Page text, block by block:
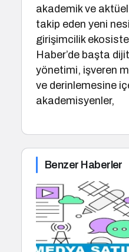
akademik ve
takip eden yeni
girişimcilik
Haber’de başta
yönetimi, işveren
ve derinlemesine
akademisyenler,
Benzer Haberler